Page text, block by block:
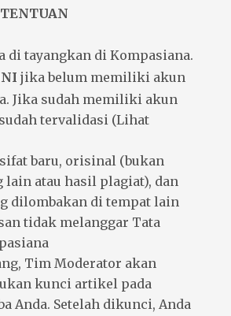
di tayangkan di Kompasiana.
jika belum memiliki akun
Jika sudah memiliki akun
tervalidasi (Lihat
baru, orisinal (bukan
lain atau hasil plagiat), dan
dilombakan di tempat lain
tidak melanggar Tata
Tim Moderator akan
kunci artikel pada
Anda. Setelah dikunci, Anda